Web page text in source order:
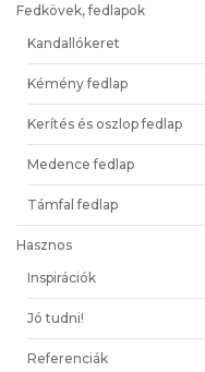
Fedkövek, fedlapok
Kandallókeret
Kémény fedlap
Kerítés és oszlop fedlap
Medence fedlap
Támfal fedlap
Hasznos
Inspirációk
Jó tudni!
Referenciák